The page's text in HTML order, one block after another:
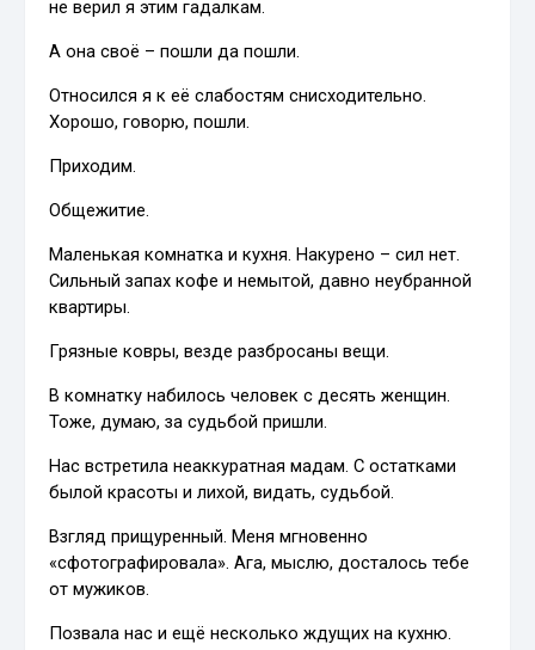
не верил я этим гадалкам.
А она своё – пошли да пошли.
Относился я к её слабостям снисходительно.
Хорошо, говорю, пошли.
Приходим.
Общежитие.
Маленькая комнатка и кухня. Накурено – сил нет.
Сильный запах кофе и немытой, давно неубранной
квартиры.
Грязные ковры, везде разбросаны вещи.
В комнатку набилось человек с десять женщин.
Тоже, думаю, за судьбой пришли.
Нас встретила неаккуратная мадам. С остатками
былой красоты и лихой, видать, судьбой.
Взгляд прищуренный. Меня мгновенно
«сфотографировала». Ага, мыслю, досталось тебе
от мужиков.
Позвала нас и ещё несколько ждущих на кухню.